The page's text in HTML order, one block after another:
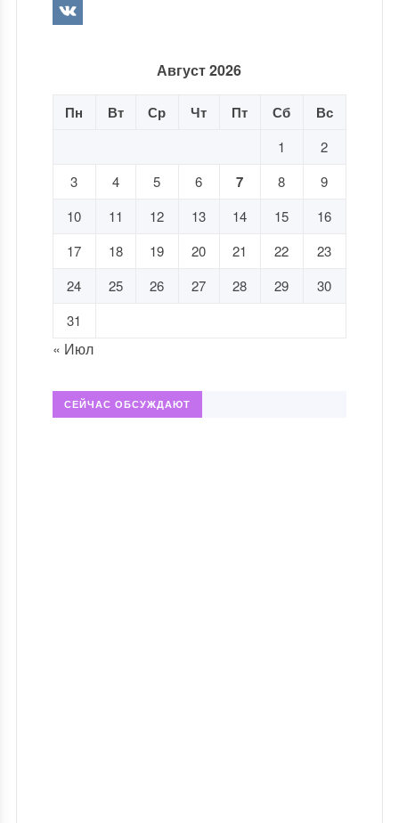
Август 2026
Пн Вт Ср Чт Пт Сб Вс
1
2
3
4 5 6 7 8
9
10
11 12 13 14 15
16
17
18 19 20 21 22
23
24
25 26 27 28 29
30
31
« Июл
СЕЙЧАС ОБСУЖДАЮТ